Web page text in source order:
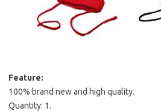
Feature:
100% brand new and high quality.
Quantity: 1.